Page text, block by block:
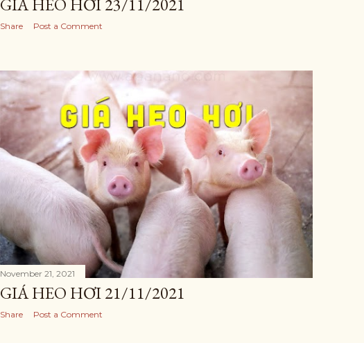
Share Post a Comment
November 21, 2021
GIÁ HEO HƠI 21/11/2021
Share Post a Comment